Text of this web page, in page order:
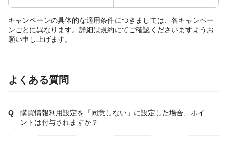
キャンペーンの具体的な適用条件につきましては、各キャンペー
ンごとに異なります。詳細は規約にてご確認くださいますようお
願い申し上げます。
よくある質問
購買情報利用設定を「同意しない」に設定した場合、ポイ
ントは付与されますか？